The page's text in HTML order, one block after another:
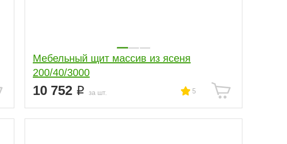
Мебельный щит массив из ясеня
200/40/3000
10 752 за шт. 5